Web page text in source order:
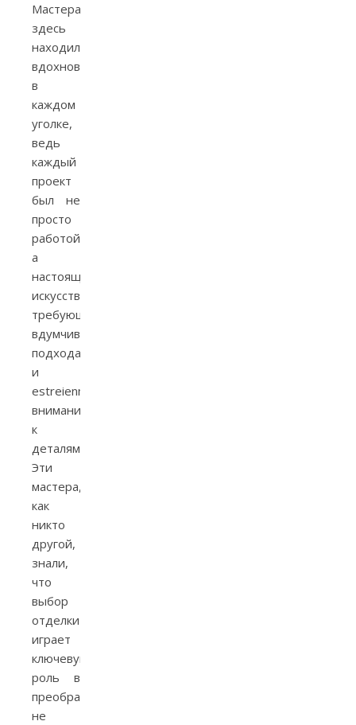
Мастера
здесь
находили
вдохновение
в
каждом
уголке,
ведь
каждый
проект
был не
просто
работой,
а
настоящим
искусством,
требующим
вдумчивого
подхода
и
estreienneous
внимания
к
деталям.
Эти
мастера,
как
никто
другой,
знали,
что
выбор
отделки
играет
ключевую
роль в
преобразовании
не